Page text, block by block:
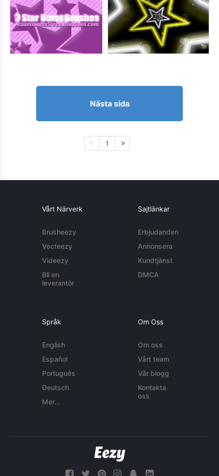
Nästa sida
1
Vårt Närverk
Brusheezy
Vecteezy
Videezy
Bli en
leverantör
Sajtlänkar
Erbjudanden
Annonsera
Kundtjänst
DMCA
Språk
English
Español
Português
Deutsch
Mer...
Om Oss
Om oss
Vårt team
Vår blogg
Kontakta
oss